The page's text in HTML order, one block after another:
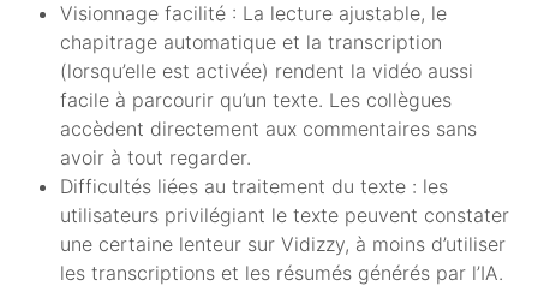
Visionnage facilité : La lecture ajustable, le
chapitrage automatique et la transcription
(lorsqu’elle est activée) rendent la vidéo aussi
facile à parcourir qu’un texte. Les collègues
accèdent directement aux commentaires sans
avoir à tout regarder.
Difficultés liées au traitement du texte : les
utilisateurs privilégiant le texte peuvent constater
une certaine lenteur sur Vidizzy, à moins d’utiliser
les transcriptions et les résumés générés par l’IA.